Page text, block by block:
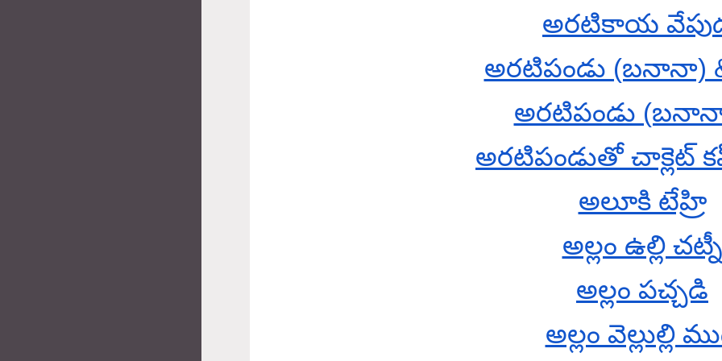
అరటికాయ
అరటిపండు (బనానా) &
అరటిపండు
అరటిపండుతో చాక్లెట్
అలూకి టేహ్రి
అల్లం ఉల్లి చట్నీ
అల్లం పచ్చడి
అల్లం వెల్లుల్లి